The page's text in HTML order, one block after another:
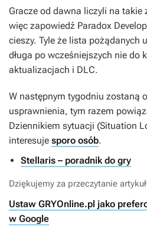
Gracze od dawna liczyli na takie
więc zapowiedź Paradox
cieszy. Tyle że lista pożądanych
długa po wcześniejszych nie do
aktualizacjach i DLC.
W następnym tygodniu zostaną
usprawnienia, tym razem
Dziennikiem sytuacji (Situation
interesuje sporo osób.
Stellaris – poradnik do gry
Dziękujemy za przeczytanie
Ustaw GRYOnline.pl jako
w Google